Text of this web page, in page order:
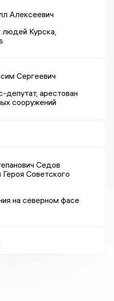
Алексеевич
людей Курска,
Сергеевич
депутат, арестован
сооружений
Седов
Героя Советского
на северном фасе